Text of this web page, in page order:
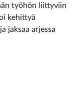
työhön liittyviin
kehittyä
jaksaa arjessa